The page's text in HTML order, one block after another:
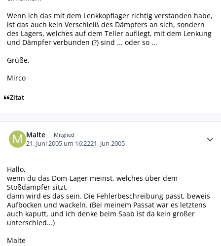
Wenn ich das mit dem Lenkkopflager richtig verstanden habe,
ist das auch kein Verschleiß des Dämpfers an sich, sondern
des Lagers, welches auf dem Teller aufliegt, mit dem Lenkung
und Dämpfer verbunden (?) sind ... oder so ...
Grüße,
Mirco
Zitat
Malte Mitglied
21. Juni 2005 um 16:2221. Jun 2005
Hallo,
wenn du das Dom-Lager meinst, welches über dem
Stoßdämpfer sitzt,
dann wird es das sein. Die Fehlerbeschreibung passt, beweis
Aufbocken und wackeln. (Bei meinem Passat war es letztens
auch kaputt, und ich denke beim Saab ist da kein großer
unterschied...)
Malte